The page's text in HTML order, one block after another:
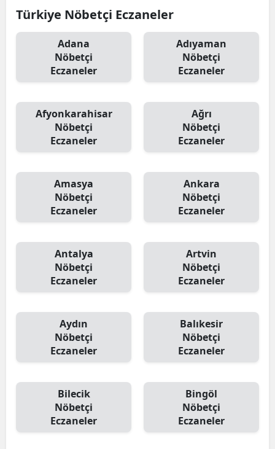
Türkiye Nöbetçi Eczaneler
Adana
Nöbetçi
Eczaneler
Adıyaman
Nöbetçi
Eczaneler
Afyonkarahisar
Nöbetçi
Eczaneler
Ağrı
Nöbetçi
Eczaneler
Amasya
Nöbetçi
Eczaneler
Ankara
Nöbetçi
Eczaneler
Antalya
Nöbetçi
Eczaneler
Artvin
Nöbetçi
Eczaneler
Aydın
Nöbetçi
Eczaneler
Balıkesir
Nöbetçi
Eczaneler
Bilecik
Nöbetçi
Eczaneler
Bingöl
Nöbetçi
Eczaneler